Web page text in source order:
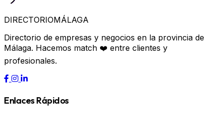
DIRECTORIOMÁLAGA
Directorio de empresas y negocios en la provincia de
Málaga. Hacemos match ❤️ entre clientes y
profesionales.
Enlaces Rápidos